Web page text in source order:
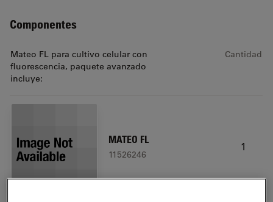
Componentes
Mateo FL para cultivo celular con
fluorescencia, paquete avanzado
incluye:
Cantidad
MATEO FL
11526246
1